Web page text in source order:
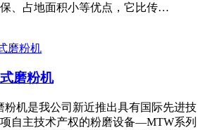
、占地面积小等优点，它比传…
磨粉机
粉机是我公司新近推出具有国际先进技
自主技术产权的粉磨设备—MTW系列